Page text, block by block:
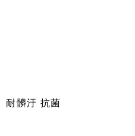
耐髒汙 抗菌